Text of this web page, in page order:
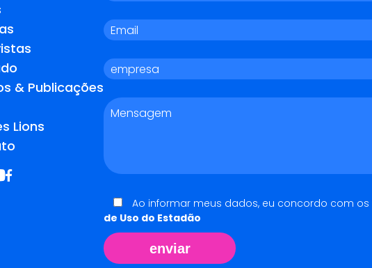
& Publicações
Lions
Ao informar meus dados, eu concordo com os
de Uso do Estadão